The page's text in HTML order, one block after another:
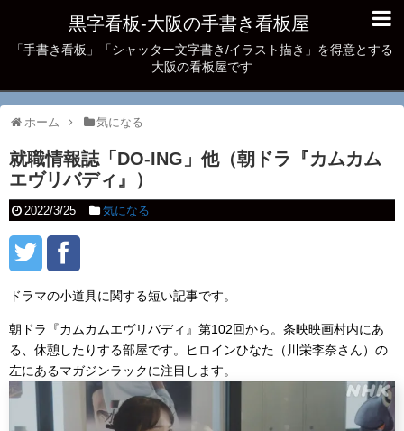
黒字看板‐大阪の手書き看板屋
「手書き看板」「シャッター文字書き/イラスト描き」を得意とする
大阪の看板屋です
ホーム 気になる
就職情報誌「DO-ING」他（朝ドラ『カムカム
エヴリバディ』）
2022/3/25 気になる
ドラマの小道具に関する短い記事です。
朝ドラ『カムカムエヴリバディ』第102回から。条映映画村内にあ
る、休憩したりする部屋です。ヒロインひなた（川栄李奈さん）の
左にあるマガジンラックに注目します。